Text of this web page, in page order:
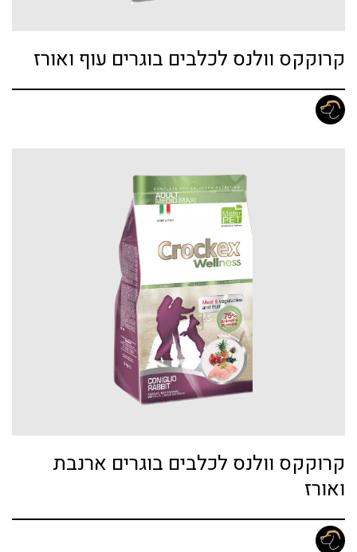
קרוקקס וולנס לכלבים בוגרים עוף ואורז
קרוקקס וולנס לכלבים בוגרים ארנבת
ואורז